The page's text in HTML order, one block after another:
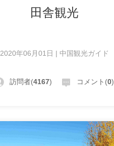
田舎観光
2020年06月01日 | 中国観光ガイド
訪問者(4167) コメント(0)